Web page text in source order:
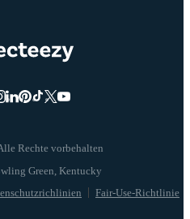
Rechte vorbehalten
Fair-Use-Richtlinie